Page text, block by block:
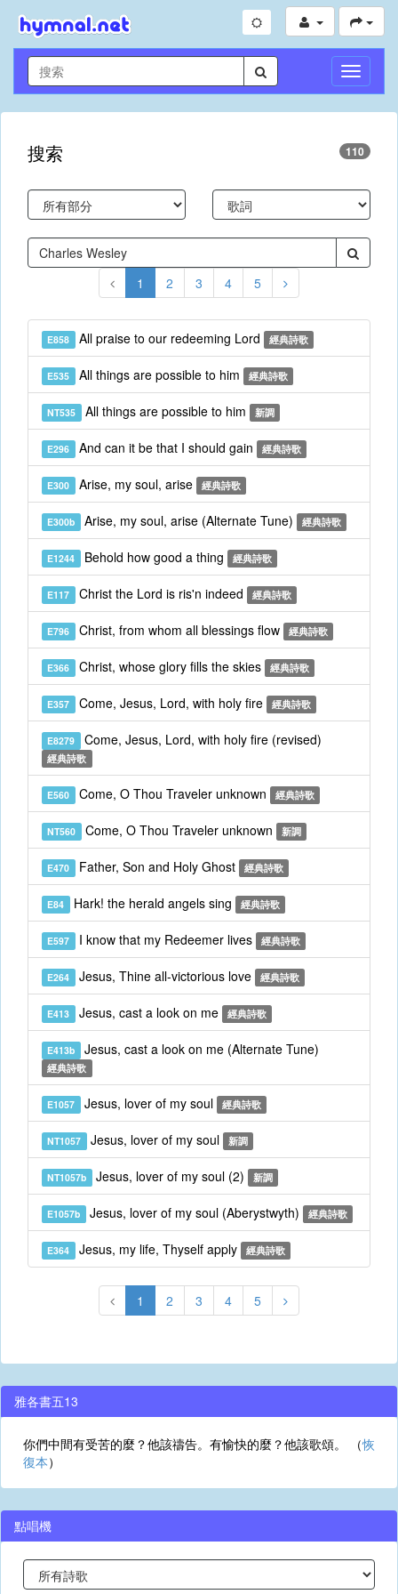
切
換
導
搜索 110
1 2 3 4 5
E858 All praise to our redeeming Lord 經典詩歌
E535 All things are possible to him 經典詩歌
NT535 All things are possible to him 新調
E296 And can it be that I should gain 經典詩歌
E300 Arise, my soul, arise 經典詩歌
E300b Arise, my soul, arise (Alternate Tune) 經典詩歌
E1244 Behold how good a thing 經典詩歌
E117 Christ the Lord is ris'n indeed 經典詩歌
E796 Christ, from whom all blessings flow 經典詩歌
E366 Christ, whose glory fills the skies 經典詩歌
E357 Come, Jesus, Lord, with holy fire 經典詩歌
E8279 Come, Jesus, Lord, with holy fire (revised)
經典詩歌
E560 Come, O Thou Traveler unknown 經典詩歌
NT560 Come, O Thou Traveler unknown 新調
E470 Father, Son and Holy Ghost 經典詩歌
E84 Hark! the herald angels sing 經典詩歌
E597 I know that my Redeemer lives 經典詩歌
E264 Jesus, Thine all-victorious love 經典詩歌
E413 Jesus, cast a look on me 經典詩歌
E413b Jesus, cast a look on me (Alternate Tune)
經典詩歌
E1057 Jesus, lover of my soul 經典詩歌
NT1057 Jesus, lover of my soul 新調
NT1057b Jesus, lover of my soul (2) 新調
E1057b Jesus, lover of my soul (Aberystwyth) 經典詩歌
E364 Jesus, my life, Thyself apply 經典詩歌
1 2 3 4 5
雅各書五13
你們中間有受苦的麼？他該禱告。有愉快的麼？他該歌頌。 （恢
復本）
點唱機